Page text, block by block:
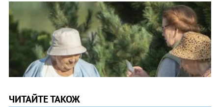
ЧИТАЙТЕ ТАКОЖ